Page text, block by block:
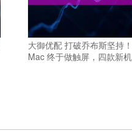
大御优配 打破乔布斯坚持
Mac 终于做触屏，四款新